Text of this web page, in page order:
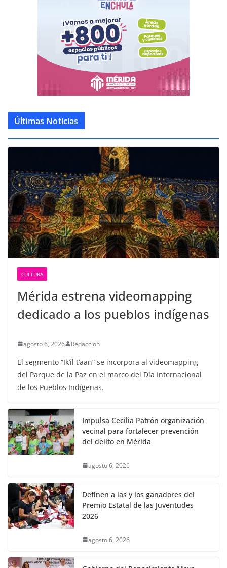
Últimas Noticias
CULTURA
Mérida estrena videomapping
dedicado a los pueblos indígenas
agosto 6, 2026 Redaccion
El segmento “Ik’il t’aan” se incorpora al videomapping
del Parque de la Paz en el marco del Día Internacional
de los Pueblos Indígenas.
Impulsa Cecilia Patrón organización
vecinal para fortalecer prevención
del delito en Mérida
agosto 6, 2026
Definen a las y los ganadores del
Premio Estatal de las Juventudes
2026
agosto 6, 2026